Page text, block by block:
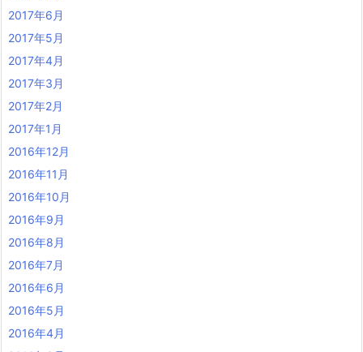
2017年6月
2017年5月
2017年4月
2017年3月
2017年2月
2017年1月
2016年12月
2016年11月
2016年10月
2016年9月
2016年8月
2016年7月
2016年6月
2016年5月
2016年4月